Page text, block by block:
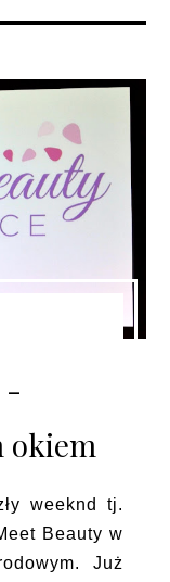
-
okiem
weeknd tj.
Beauty w
Już